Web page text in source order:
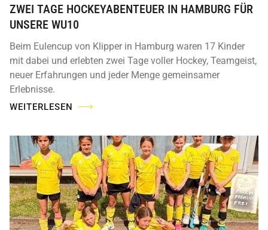
ZWEI TAGE HOCKEYABENTEUER IN HAMBURG FÜR
UNSERE WU10
Beim Eulencup von Klipper in Hamburg waren 17 Kinder
mit dabei und erlebten zwei Tage voller Hockey, Teamgeist,
neuer Erfahrungen und jeder Menge gemeinsamer
Erlebnisse.
WEITERLESEN